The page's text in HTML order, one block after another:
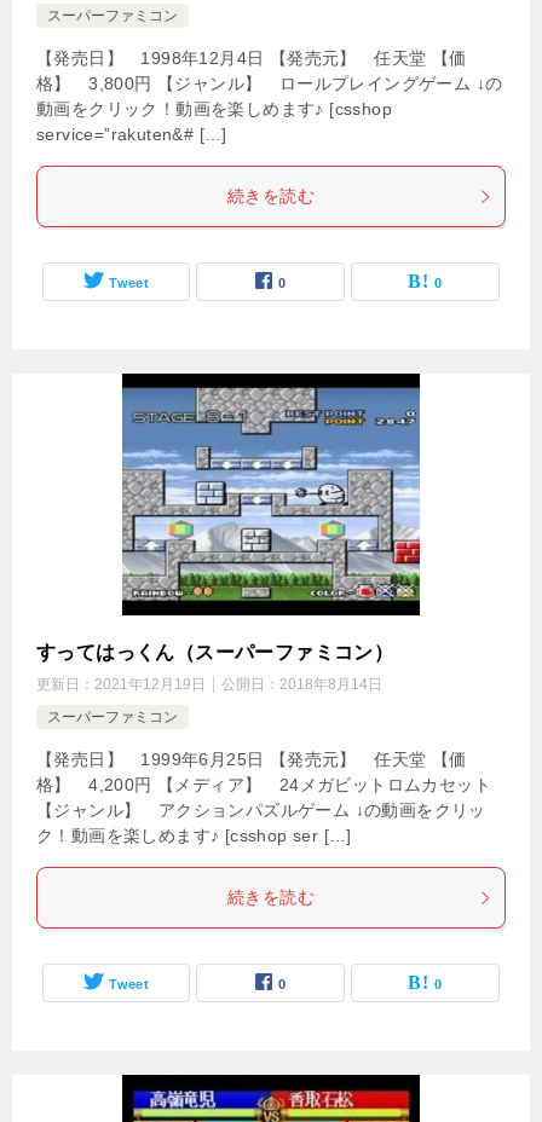
スーパーファミコン
【発売日】 1998年12月4日 【発売元】 任天堂 【価
格】 3,800円 【ジャンル】 ロールプレイングゲーム ↓の
動画をクリック！動画を楽しめます♪ [csshop
service=”rakuten&# […]
続きを読む
Tweet 0 0
すってはっくん（スーパーファミコン）
更新日： 2021年12月19日 公開日： 2018年8月14日
スーパーファミコン
【発売日】 1999年6月25日 【発売元】 任天堂 【価
格】 4,200円 【メディア】 24メガビットロムカセット
【ジャンル】 アクションパズルゲーム ↓の動画をクリッ
ク！動画を楽しめます♪ [csshop ser […]
続きを読む
Tweet 0 0